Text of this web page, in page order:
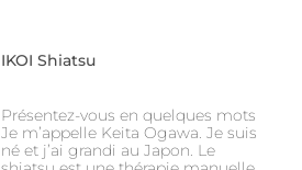
IKOI Shiatsu
Présentez-vous en quelques mots
Je m’appelle Keita Ogawa. Je suis
né et j’ai grandi au Japon. Le